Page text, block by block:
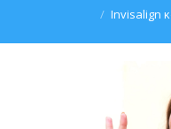
Invisalign